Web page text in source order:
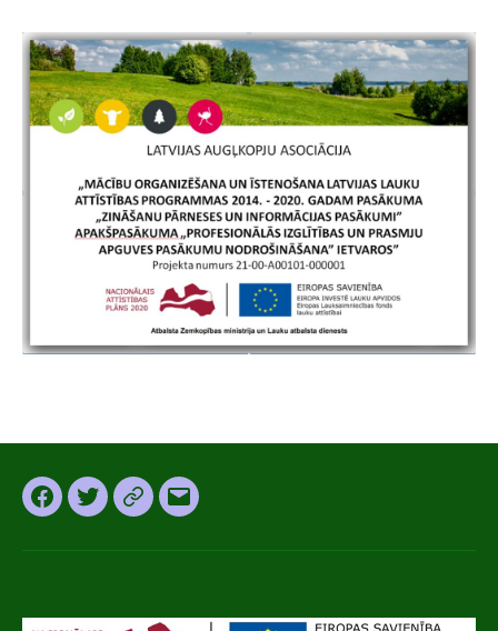
Facebook
TwitterInstagram
Email